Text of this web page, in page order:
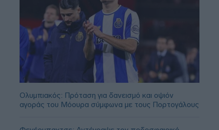
Ολυμπιακός: Πρόταση για δανεισμό και οψιόν
αγοράς του Μόουρα σύμφωνα με τους Πορτογάλους